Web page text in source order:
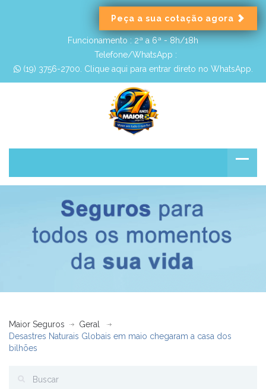
Peça a sua cotação agora
Funcionamento :2ª a 6ª - 8h/18h
Telefone/WhatsApp :
(19) 3756-2700. Clique aqui para entrar direto no WhatsApp.
Maior Seguros
Geral
Desastres Naturais Globais em maio chegaram a casa dos
bilhões